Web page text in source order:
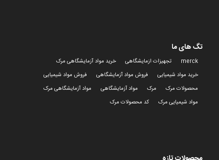
تگ های ما
merck تجهیزات ازمایشگاهی
خرید مواد آزمایشگاهی مرک
خرید مواد شیمیایی
فروش مواد آزمایشگاهی
فروش مواد شیمیایی
محصولات مرک
مرک مواد آزمایشگاهی
مواد آزمایشگاهی مرک
مواد شیمیایی مرک
کد محصولات مرک